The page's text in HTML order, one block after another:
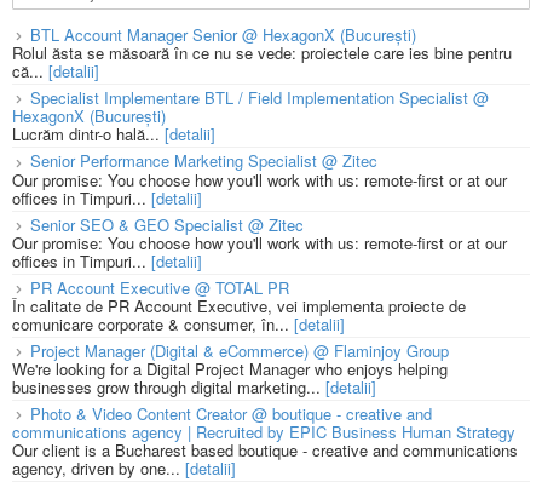
BTL Account Manager Senior @ HexagonX (București)
Rolul ăsta se măsoară în ce nu se vede: proiectele care ies bine pentru
că... [detalii]
Specialist Implementare BTL / Field Implementation Specialist @
HexagonX (București)
Lucrăm dintr-o hală... [detalii]
Senior Performance Marketing Specialist @ Zitec
Our promise: You choose how you'll work with us: remote-first or at our
offices in Timpuri... [detalii]
Senior SEO & GEO Specialist @ Zitec
Our promise: You choose how you'll work with us: remote-first or at our
offices in Timpuri... [detalii]
PR Account Executive @ TOTAL PR
În calitate de PR Account Executive, vei implementa proiecte de
comunicare corporate & consumer, în... [detalii]
Project Manager (Digital & eCommerce) @ Flaminjoy Group
We're looking for a Digital Project Manager who enjoys helping
businesses grow through digital marketing... [detalii]
Photo & Video Content Creator @ boutique - creative and
communications agency | Recruited by EPIC Business Human Strategy
Our client is a Bucharest based boutique - creative and communications
agency, driven by one... [detalii]